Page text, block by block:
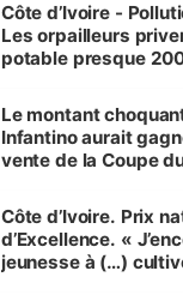
Côte d’Ivoire -
Les orpailleurs
potable presque
Le montant
Infantino aurait
vente de la Coupe
Côte d’Ivoire. Prix
d’Excellence. «
jeunesse à (…)